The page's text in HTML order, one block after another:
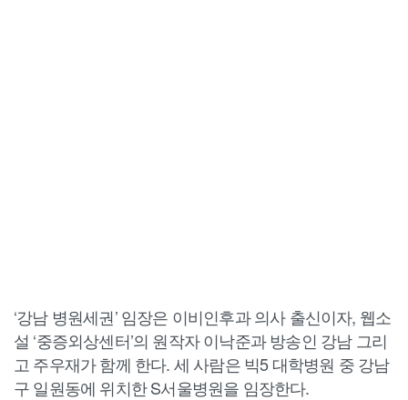
‘강남 병원세권’ 임장은 이비인후과 의사 출신이자, 웹소
설 ‘중증외상센터’의 원작자 이낙준과 방송인 강남 그리
고 주우재가 함께 한다. 세 사람은 빅5 대학병원 중 강남
구 일원동에 위치한 S서울병원을 임장한다.